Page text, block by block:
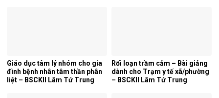
Giáo dục tâm lý nhóm cho gia
đình bệnh nhân tâm thần phân
liệt – BSCKII Lâm Tứ Trung
Rối loạn trầm cảm – Bài giảng
dành cho Trạm y tế xã/phường
– BSCKII Lâm Tứ Trung